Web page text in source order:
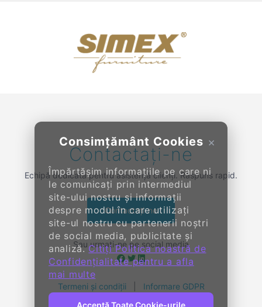
×
Consimțământ Cookies
Împărtășim informațiile pe care ni
le comunicați prin intermediul
site-ului nostru și informații
despre modul în care utilizați
site-ul nostru cu partenerii noștri
de social media, publicitate și
analiză.Citiți Politica noastră de
Confidențialitate pentru a afla
mai multe
Acceptă Toate Cookie-urile
Contactați-ne
Echipă dedicată pentru asistență clienți. Răspuns rapid.
Contactați-ne
Sau urmați-ne pe social media
Termeni și condiții Informare GDPR